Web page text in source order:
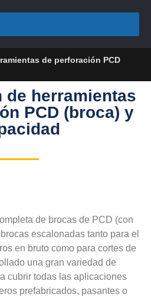
de perforación PCD
de herramientas
PCD (broca) y
de brocas de PCD (con
escalonadas tanto para el
en bruto como para cortes de
una gran variedad de
cubrir todas las aplicaciones
prefabricados, pasantes o